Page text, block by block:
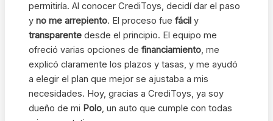
permitiría. Al conocer CrediToys, decidí dar el paso
yno me arrepiento. El proceso fuefácil y
transparente desde el principio. El equipo me
ofreció varias opciones definanciamiento, me
explicó claramente los plazos y tasas, y me ayudó
a elegir el plan que mejor se ajustaba a mis
necesidades. Hoy, gracias a CrediToys, ya soy
dueño de mi Polo, un auto que cumple con todas